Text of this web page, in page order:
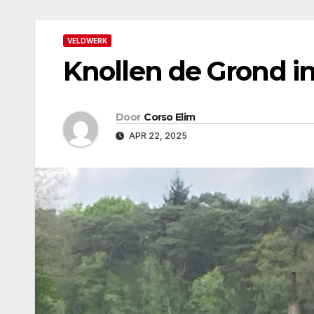
VELDWERK
Knollen de Grond
Door Corso Elim
APR 22, 2025